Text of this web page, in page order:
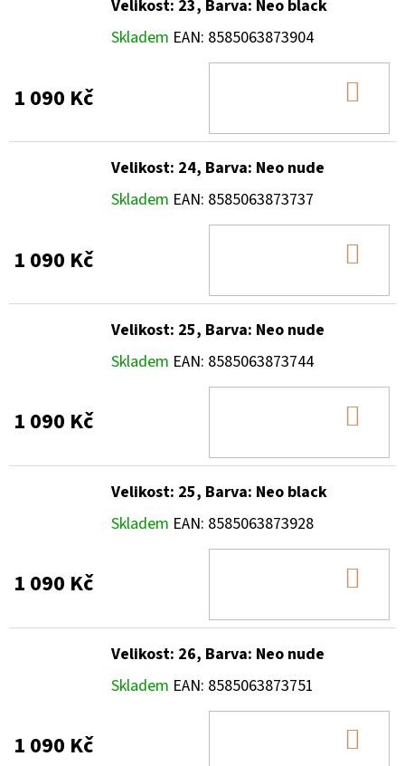
Velikost: 23, Barva: Neo black
Skladem EAN: 8585063873904
1 090 Kč
Velikost: 24, Barva: Neo nude
Skladem EAN: 8585063873737
1 090 Kč
Velikost: 25, Barva: Neo nude
Skladem EAN: 8585063873744
1 090 Kč
Velikost: 25, Barva: Neo black
Skladem EAN: 8585063873928
1 090 Kč
Velikost: 26, Barva: Neo nude
Skladem EAN: 8585063873751
1 090 Kč